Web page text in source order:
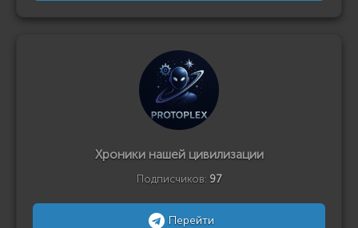
Хроники нашей цивилизации
Подписчиков: 97
Перейти